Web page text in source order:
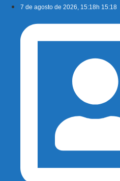
conteúdo
7 de agosto de 2026, 15:18h 15:18